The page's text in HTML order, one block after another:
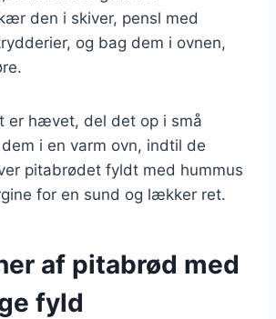
den i skiver, pensl med
og bag dem i ovnen,
er hævet, del det op i små
i en varm ovn, indtil de
pitabrødet fyldt med hummus
for en sund og lækker ret.
af pitabrød med
fyld